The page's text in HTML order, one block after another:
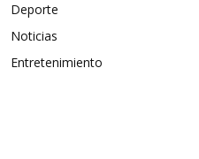
Deporte
Noticias
Entretenimiento